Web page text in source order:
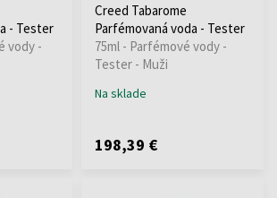
- Tester
vody -
Creed Tabarome
Parfémovaná voda - Tester
75ml - Parfémové vody -
Tester - Muži
Na sklade
198,39 €